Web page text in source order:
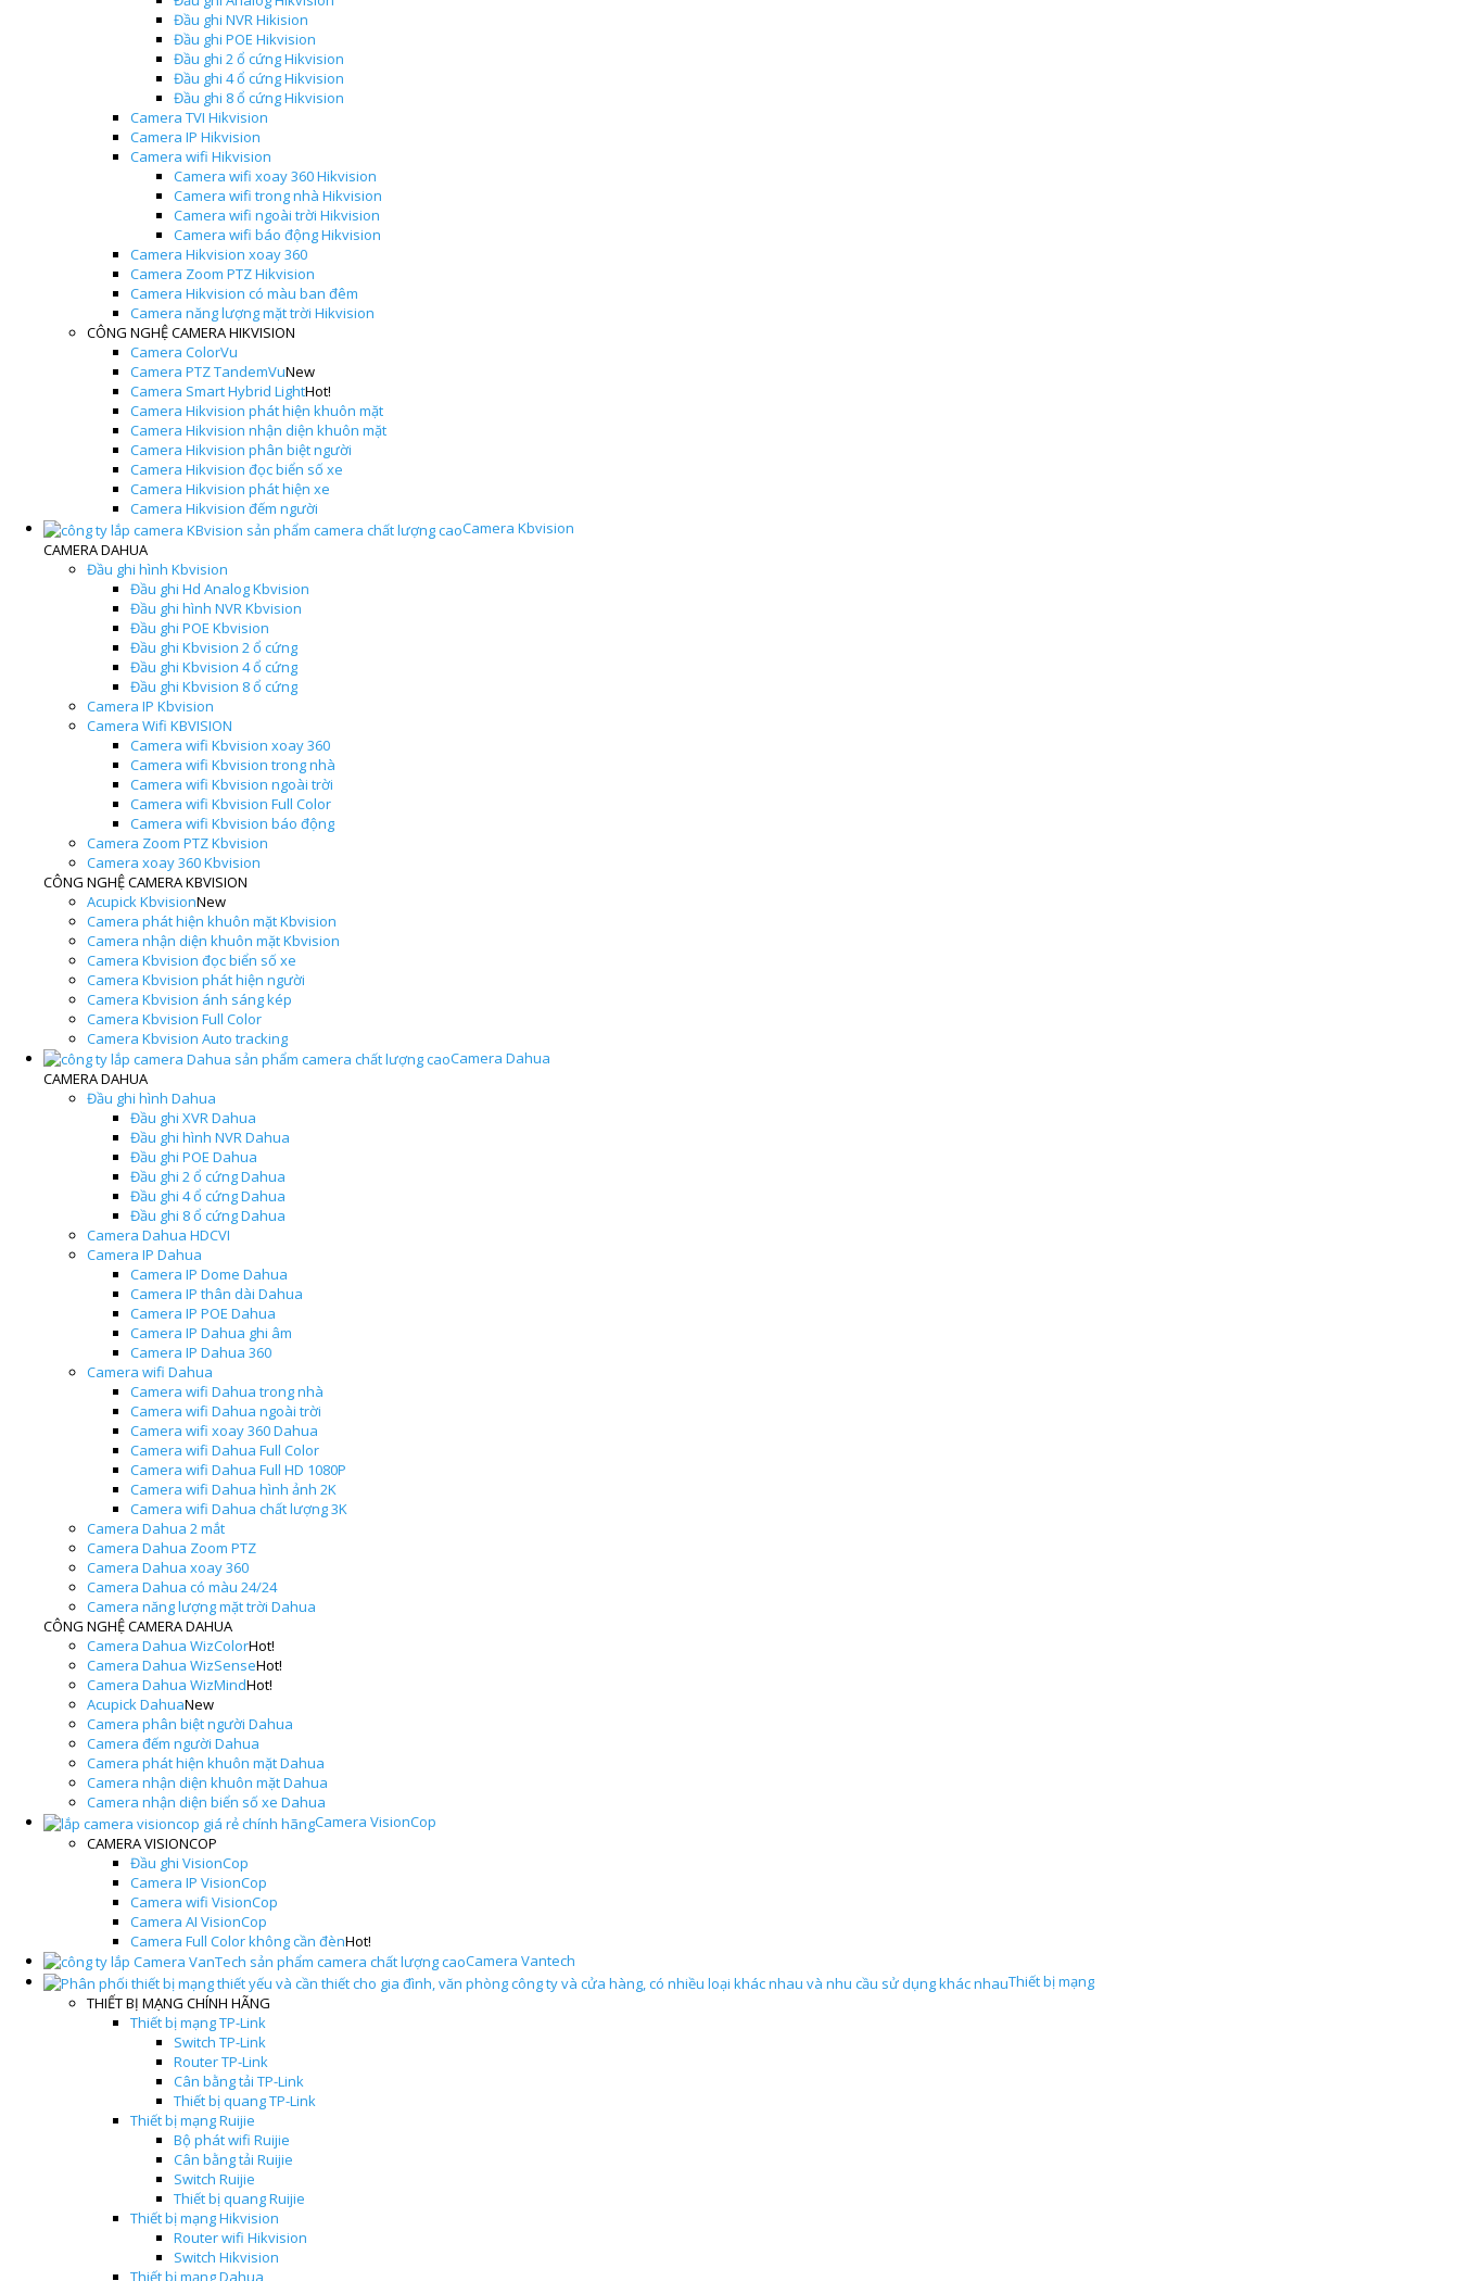
Đầu ghi NVR Hikision
Đầu ghi POE Hikvision
Đầu ghi 2 ổ cứng Hikvision
Đầu ghi 4 ổ cứng Hikvision
Đầu ghi 8 ổ cứng Hikvision
Camera TVI Hikvision
Camera IP Hikvision
Camera wifi Hikvision
Camera wifi xoay 360 Hikvision
Camera wifi trong nhà Hikvision
Camera wifi ngoài trời Hikvision
Camera wifi báo động Hikvision
Camera Hikvision xoay 360
Camera Zoom PTZ Hikvision
Camera Hikvision có màu ban đêm
Camera năng lượng mặt trời Hikvision
CÔNG NGHỆ CAMERA HIKVISION
Camera ColorVu
Camera PTZ TandemVuNew
Camera Smart Hybrid LightHot!
Camera Hikvision phát hiện khuôn mặt
Camera Hikvision nhận diện khuôn mặt
Camera Hikvision phân biệt người
Camera Hikvision đọc biển số xe
Camera Hikvision phát hiện xe
Camera Hikvision đếm người
Camera Kbvision
CAMERA DAHUA
Đầu ghi hình Kbvision
Đầu ghi Hd Analog Kbvision
Đầu ghi hình NVR Kbvision
Đầu ghi POE Kbvision
Đầu ghi Kbvision 2 ổ cứng
Đầu ghi Kbvision 4 ổ cứng
Đầu ghi Kbvision 8 ổ cứng
Camera IP Kbvision
Camera Wifi KBVISION
Camera wifi Kbvision xoay 360
Camera wifi Kbvision trong nhà
Camera wifi Kbvision ngoài trời
Camera wifi Kbvision Full Color
Camera wifi Kbvision báo động
Camera Zoom PTZ Kbvision
Camera xoay 360 Kbvision
CÔNG NGHỆ CAMERA KBVISION
Acupick KbvisionNew
Camera phát hiện khuôn mặt Kbvision
Camera nhận diện khuôn mặt Kbvision
Camera Kbvision đọc biển số xe
Camera Kbvision phát hiện người
Camera Kbvision ánh sáng kép
Camera Kbvision Full Color
Camera Kbvision Auto tracking
Camera Dahua
CAMERA DAHUA
Đầu ghi hình Dahua
Đầu ghi XVR Dahua
Đầu ghi hình NVR Dahua
Đầu ghi POE Dahua
Đầu ghi 2 ổ cứng Dahua
Đầu ghi 4 ổ cứng Dahua
Đầu ghi 8 ổ cứng Dahua
Camera Dahua HDCVI
Camera IP Dahua
Camera IP Dome Dahua
Camera IP thân dài Dahua
Camera IP POE Dahua
Camera IP Dahua ghi âm
Camera IP Dahua 360
Camera wifi Dahua
Camera wifi Dahua trong nhà
Camera wifi Dahua ngoài trời
Camera wifi xoay 360 Dahua
Camera wifi Dahua Full Color
Camera wifi Dahua Full HD 1080P
Camera wifi Dahua hình ảnh 2K
Camera wifi Dahua chất lượng 3K
Camera Dahua 2 mắt
Camera Dahua Zoom PTZ
Camera Dahua xoay 360
Camera Dahua có màu 24/24
Camera năng lượng mặt trời Dahua
CÔNG NGHỆ CAMERA DAHUA
Camera Dahua WizColorHot!
Camera Dahua WizSenseHot!
Camera Dahua WizMindHot!
Acupick DahuaNew
Camera phân biệt người Dahua
Camera đếm người Dahua
Camera phát hiện khuôn mặt Dahua
Camera nhận diện khuôn mặt Dahua
Camera nhận diện biển số xe Dahua
Camera VisionCop
CAMERA VISIONCOP
Đầu ghi VisionCop
Camera IP VisionCop
Camera wifi VisionCop
Camera AI VisionCop
Camera Full Color không cần đènHot!
Camera Vantech
Thiết bị mạng
THIẾT BỊ MẠNG CHÍNH HÃNG
Thiết bị mạng TP-Link
Switch TP-Link
Router TP-Link
Cân bằng tải TP-Link
Thiết bị quang TP-Link
Thiết bị mạng Ruijie
Bộ phát wifi Ruijie
Cân bằng tải Ruijie
Switch Ruijie
Thiết bị quang Ruijie
Thiết bị mạng Hikvision
Router wifi Hikvision
Switch Hikvision
Thiết bị mạng Dahua